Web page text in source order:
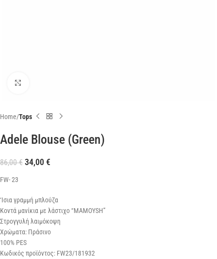
Home Tops
Adele Blouse (Green)
86,00€ 34,00€
FW- 23
‘Ισια γραμμή μπλούζα
Κοντά μανίκια με λάστιχο “MAMOYSH”
Στρογγυλή λαιμόκοψη
Χρώματα: Πράσινο
100% PES
Κωδικός προϊόντος: FW23/181932